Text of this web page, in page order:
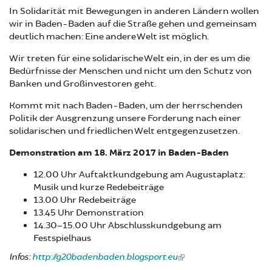
In Solidarität mit Bewegungen in anderen Ländern wollen
wir in Baden-Baden auf die Straße gehen und gemeinsam
deutlich machen: Eine andere Welt ist möglich.
Wir treten für eine solidarische Welt ein, in der es um die
Bedürfnisse der Menschen und nicht um den Schutz von
Banken und Großinvestoren geht.
Kommt mit nach Baden-Baden, um der herrschenden
Politik der Ausgrenzung unsere Forderung nach einer
solidarischen und friedlichen Welt entgegenzusetzen.
Demonstration am 18. März 2017 in Baden-Baden
12.00 Uhr Auftaktkundgebung am Augustaplatz:
Musik und kurze Redebeiträge
13.00 Uhr Redebeiträge
13.45 Uhr Demonstration
14.30–15.00 Uhr Abschlusskundgebung am
Festspielhaus
Infos:http://g20badenbaden.blogsport.eu